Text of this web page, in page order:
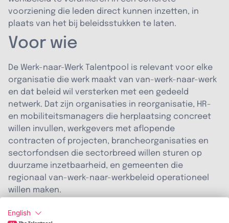
voorziening die leden direct kunnen inzetten, in
plaats van het bij beleidsstukken te laten.
Voor wie
De Werk-naar-Werk Talentpool is relevant voor elke
organisatie die werk maakt van van-werk-naar-werk
en dat beleid wil versterken met een gedeeld
netwerk. Dat zijn organisaties in reorganisatie, HR-
en mobiliteitsmanagers die herplaatsing concreet
willen invullen, werkgevers met aflopende
contracten of projecten, brancheorganisaties en
sectorfondsen die sectorbreed willen sturen op
duurzame inzetbaarheid, en gemeenten die
regionaal van-werk-naar-werkbeleid operationeel
willen maken.
kennismaking is mogelijk via
English